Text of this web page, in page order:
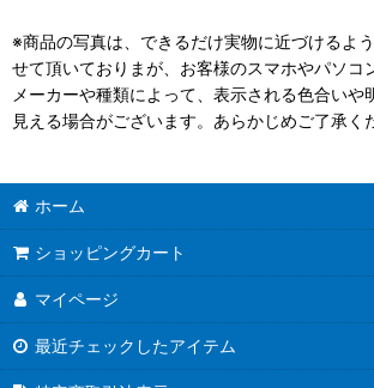
※商品の写真は、できるだけ実物に近づけるよ
せて頂いておりまが、お客様のスマホやパソコ
メーカーや種類によって、表示される色合いや
見える場合がございます。あらかじめご了承く
ホーム
ショッピングカート
マイページ
最近チェックしたアイテム